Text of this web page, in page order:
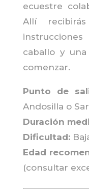
ecuestre
Allí
caballo y
comenzar.
Punto de
Andosilla o
Duración
Dificultad:
Edad
(consultar